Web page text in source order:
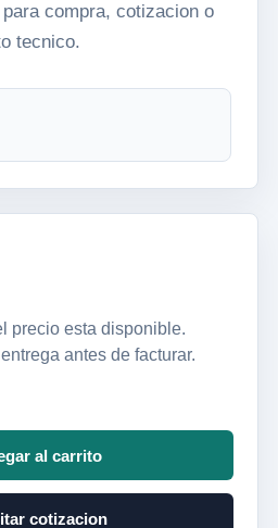
compra, cotizacion o
tecnico.
precio esta disponible.
antes de facturar.
al carrito
cotizacion